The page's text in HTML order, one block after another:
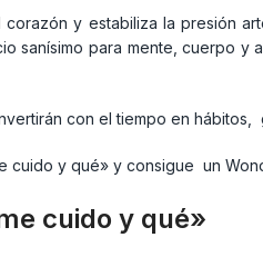
y estabiliza la presión
sanísimo para mente, cuerpo
con el tiempo en
cuido y qué» y consigue un
cuido y qué»